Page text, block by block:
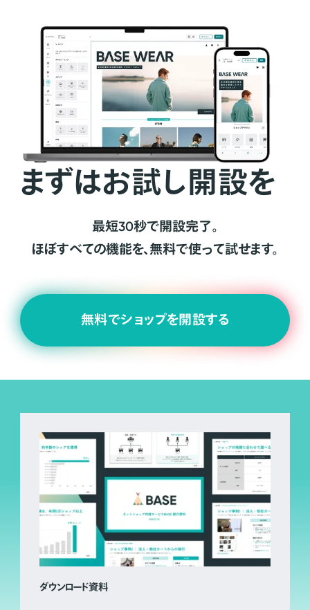
まずはお試し開設を
最短30秒で開設完了。
ほぼすべての機能を、無料で使って試せます。
無料でショップを開設する
ダウンロード資料